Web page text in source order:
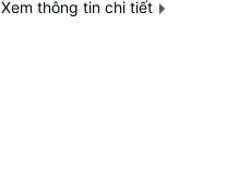
gel diệt ruồi giấm (dĩn)
Xem thông tin chi tiết